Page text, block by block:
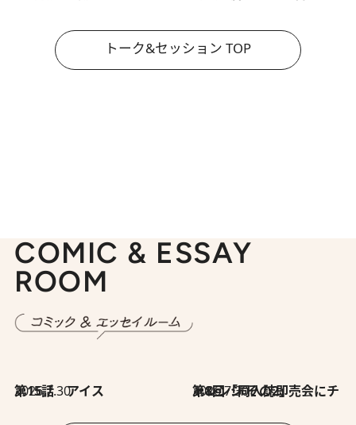
トーク&セッション TOP
COMIC & ESSAY
ROOM
2026.7.30
第15話 アイス 2026.7.30
第8回「同人誌即売会にチャレンジ その2」